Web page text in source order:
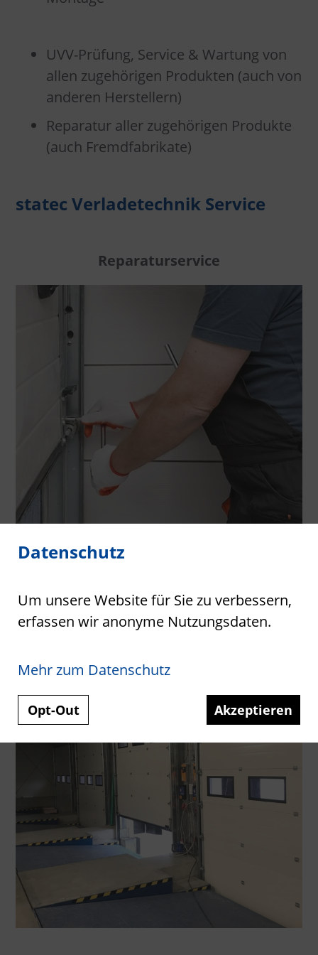
UVV-Prüfung, Service & Wartung von
allen zugehörigen Produkten (auch von
anderen Herstellern)
Reparatur aller zugehörigen Produkte
(auch Fremdfabrikate)
statec Verladetechnik Service
Reparaturservice
Montageservice
Datenschutz
Um unsere Website für Sie zu verbessern,
erfassen wir anonyme Nutzungsdaten.
Mehr zum Datenschutz
Opt-Out Akzeptieren